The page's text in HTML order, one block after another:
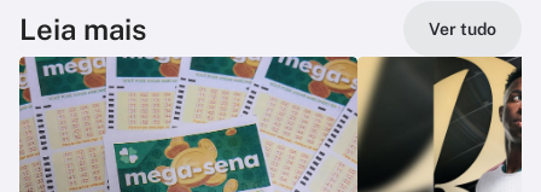
Leia mais Ver tudo